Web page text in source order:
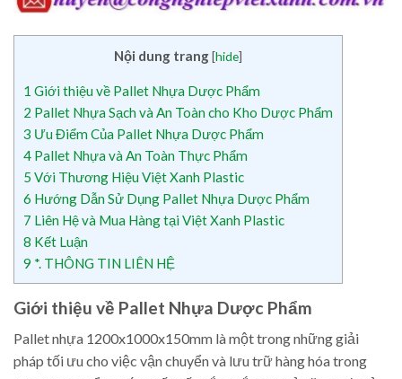
Nội dung trang[hide]
1 Giới thiệu về Pallet Nhựa Dược Phẩm
2 Pallet Nhựa Sạch và An Toàn cho Kho Dược Phẩm
3 Ưu Điểm Của Pallet Nhựa Dược Phẩm
4 Pallet Nhựa và An Toàn Thực Phẩm
5 Với Thương Hiệu Việt Xanh Plastic
6 Hướng Dẫn Sử Dụng Pallet Nhựa Dược Phẩm
7 Liên Hệ và Mua Hàng tại Việt Xanh Plastic
8 Kết Luận
9 *. THÔNG TIN LIÊN HỆ
Giới thiệu về Pallet Nhựa Dược Phẩm
Pallet nhựa 1200x1000x150mm là một trong những giải
pháp tối ưu cho việc vận chuyển và lưu trữ hàng hóa trong